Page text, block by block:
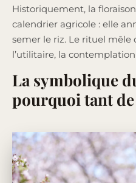
Historiquement, la
calendrier agricole : elle
semer le riz. Le rituel mêle
l’utilitaire, la
La symbolique
pourquoi tant